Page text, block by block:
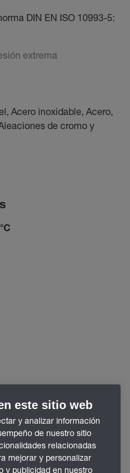
DIN EN ISO 10993-5:
extrema
Acero inoxidable, Acero,
de cromo y
este sitio web
y analizar información
de nuestro sitio
relacionadas
mejorar y personalizar
y publicidad en nuestro